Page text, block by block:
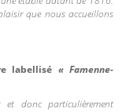
que nous accueillons
labellisé « Famenne-
et donc particulièrement